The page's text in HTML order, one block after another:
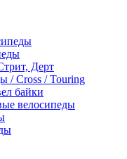
Дерт
/ Cross / Touring
байки
велосипеды